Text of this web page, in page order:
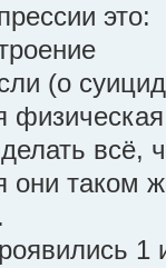
это:
(о
всё,
они таком
1